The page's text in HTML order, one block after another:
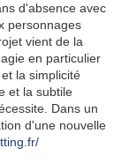
d'absence avec
personnages
vient de la
en particulier
la simplicité
et la subtile
Dans un
d'une nouvelle